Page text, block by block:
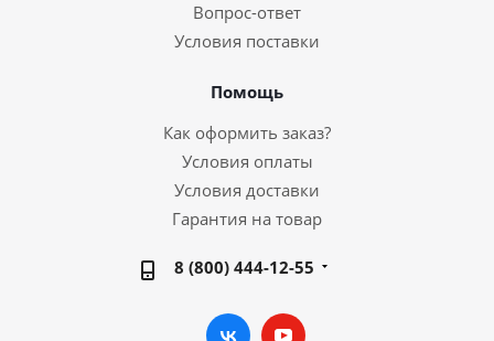
Вопрос-ответ
Условия поставки
Помощь
Как оформить заказ?
Условия оплаты
Условия доставки
Гарантия на товар
8 (800) 444-12-55